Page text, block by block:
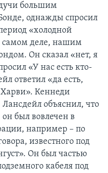
большим
однажды спросил
«холодной
самом деле, нашим
Он сказал «нет, я
«У нас есть кто-
ответил «да есть,
Кеннеди
Лансдейл объяснил, что
был вовлечен в
например – по
известного под
Он был частью
кабеля под